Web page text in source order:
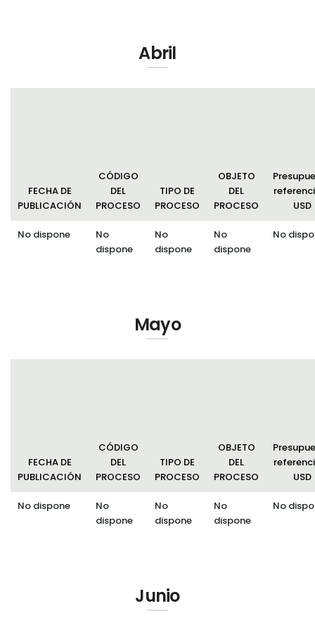
Abril
FECHA DE
PUBLICACIÓN
CÓDIGO
DEL
PROCESO
TIPO DE
PROCESO
OBJETO
DEL
PROCESO
USD
No dispone
No
dispone
No
dispone
No
dispone
No
Mayo
FECHA DE
PUBLICACIÓN
CÓDIGO
DEL
PROCESO
TIPO DE
PROCESO
OBJETO
DEL
PROCESO
USD
No dispone
No
dispone
No
dispone
No
dispone
No
Junio